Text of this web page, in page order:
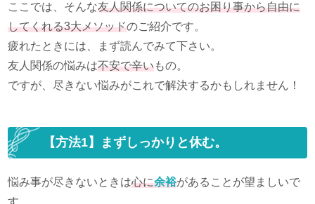
ここでは、そんな友人関係についてのお困り事から自由に
してくれる3大メソッドのご紹介です。
疲れたときには、まず読んでみて下さい。
友人関係の悩みは不安で辛いもの。
ですが、尽きない悩みがこれで解決するかもしれません！
【方法1】まずしっかりと休む。
悩み事が尽きないときは心に余裕があることが望ましいで
す。